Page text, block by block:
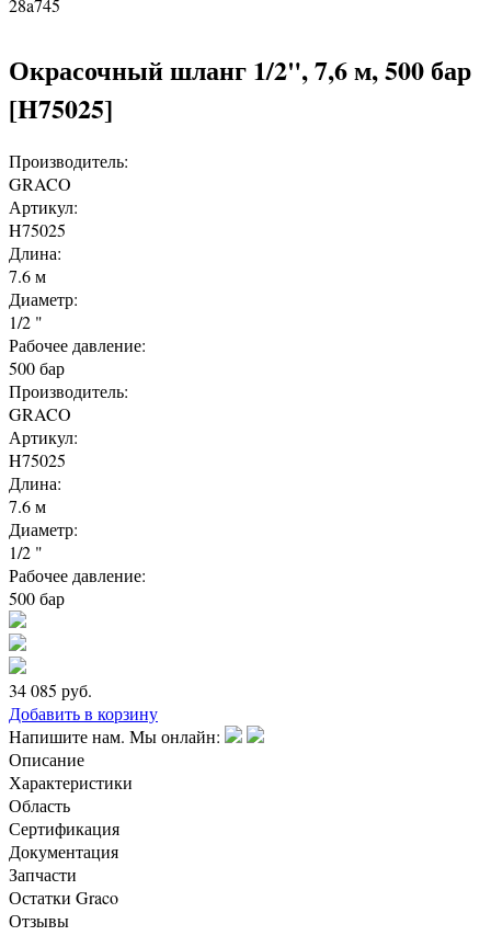
28a745
Окрасочный шланг 1/2", 7,6 м, 500 бар
[H75025]
Производитель:
GRACO
Артикул:
H75025
Длина:
7.6 м
Диаметр:
1/2 "
Рабочее давление:
500 бар
Производитель:
GRACO
Артикул:
H75025
Длина:
7.6 м
Диаметр:
1/2 "
Рабочее давление:
500 бар
34 085 руб.
Добавить в корзину
Напишите нам. Мы онлайн:
Описание
Характеристики
Область
Сертификация
Документация
Запчасти
Остатки Graco
Отзывы